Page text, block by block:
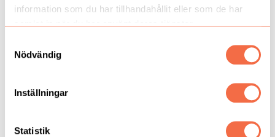
information som du har tillhandahållit eller som de har
samlat in när du har använt deras tjänster.
Nödvändig
Inställningar
Statistik